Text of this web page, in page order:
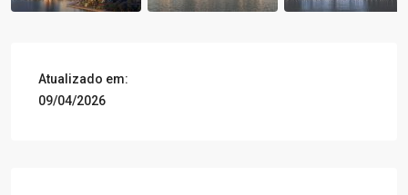
Atualizado em:
09/04/2026